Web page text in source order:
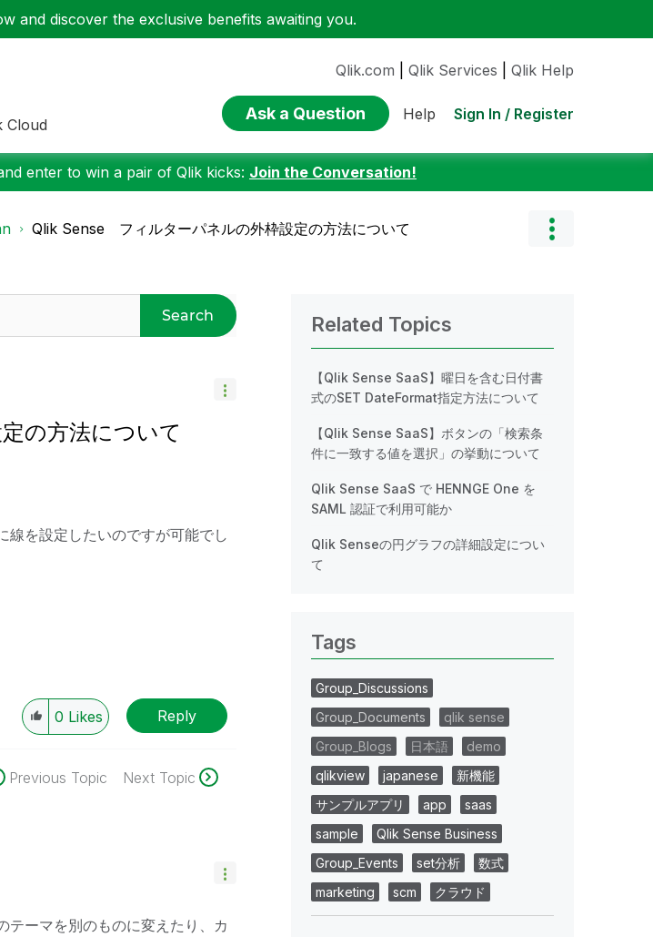
and discover the exclusive benefits awaiting you.
Cloud
Qlik.com Qlik Services Qlik Help
Ask a Question Help Sign In / Register
enter to win a pair of Qlik kicks: Join the Conversation!
Qlik Sense フィルターパネルの外枠設定の方法について
Search
の方法について
線を設定したいのですが可能でし
0 Likes Reply
Previous Topic Next Topic
テーマを別のものに変えたり、カ
Related Topics
【Qlik Sense SaaS】曜日を含む日付書
式のSET DateFormat指定方法について
【Qlik Sense SaaS】ボタンの「検索条
件に一致する値を選択」の挙動について
Qlik Sense SaaS で HENNGE One を
SAML 認証で利用可能か
Qlik Senseの円グラフの詳細設定につい
て
Tags
Group_Discussions
Group_Documents
qlik sense
Group_Blogs
日本語
demo
qlikview
japanese
新機能
サンプルアプリ
app
saas
sample
Qlik Sense Business
Group_Events
set分析
数式
marketing
scm クラウド